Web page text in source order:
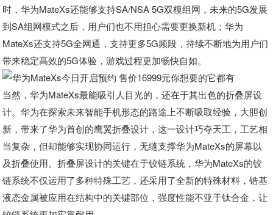
时，华为MateXs还能够支持SA/NSA 5G双模组网，未来的5G发展
到SA组网模式之后，用户们也不用担心需要更换新机；华为
MateXs还支持5G全网通，支持更多5G频段，持续不断地为用户们
带来稳定高效的5G体验，游戏过程更加畅快自如。
当然，华为MateXs最能吸引人目光的，还在于其出色的折叠屏设
计。华为在探索未来智能手机形态的路途上不断吸取经验，大胆创
新，带来了华为首创的鹰翼折叠设计，这一设计巧夺天工，工艺相
当复杂，但却能够实现协同运行，无缝支撑华为MateXs的屏幕以
及折叠使用。折叠屏设计的关键在于铰链系统，华为MateXs的铰
链系统不仅运用了多种特殊工艺，还采用了全新的特殊材料，锆基
液态金属被应用在结构中的关键部位，强度性能不亚于钛合金，让